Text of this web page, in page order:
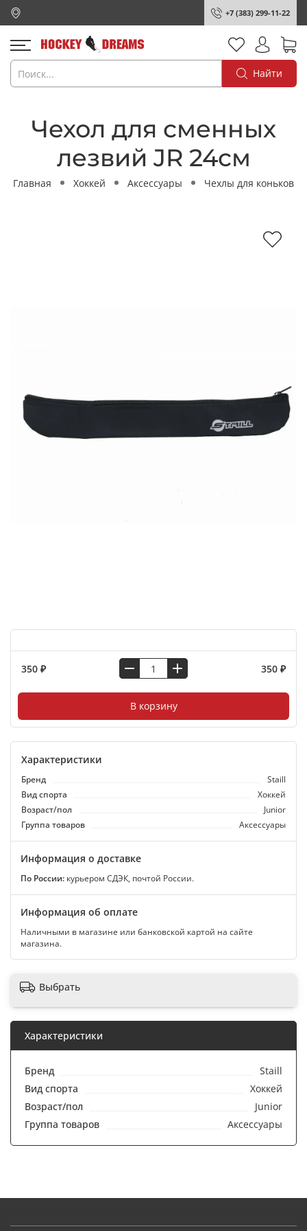
+7 (383) 299-11-22
Найти
Чехол для сменных
лезвий JR 24см
Главная Хоккей Аксессуары Чехлы для коньков
350 ₽ 350 ₽
В корзину
Характеристики
Бренд
Staill
Вид спорта
Хоккей
Возраст/пол
Junior
Группа товаров
Аксессуары
Информация о доставке
По России: курьером СДЭК, почтой России.
Информация об оплате
Наличными в магазине или банковской картой на сайте
магазина.
Выбрать
Характеристики
Бренд
Staill
Вид спорта
Хоккей
Возраст/пол
Junior
Группа товаров
Аксессуары